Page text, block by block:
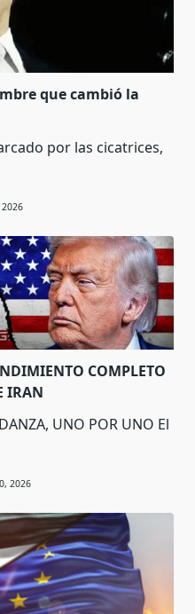
que cambió la
por las cicatrices,
2026
COMPLETO
IRAN
UNO POR UNO El
2026